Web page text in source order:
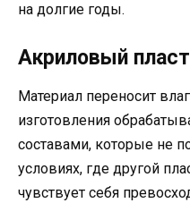
на долгие годы.
Акриловый
Материал переносит
изготовления
составами, которые не
условиях, где другой
чувствует себя